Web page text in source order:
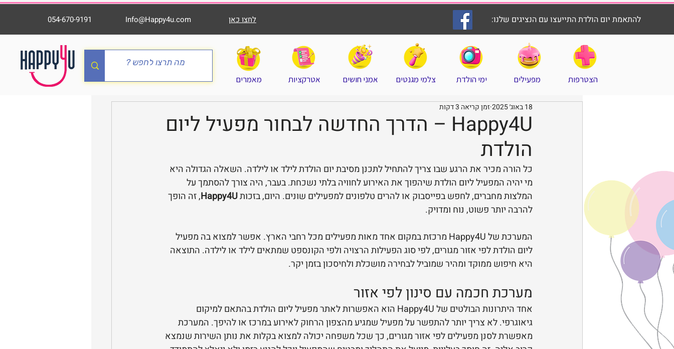
054-670-9191 Info@Happy4u.com לחצו כאן להתאמת יום הולדת התייעצו עם הנציגים שלנו:
הצטרפות מפעילים ימי הולדת צלמי מגנטים אמני חושים אטרקציות מאמרים
Happy4U – הדרך החדשה לבחור מפעיל ליום
הולדת
18 באוג׳ 2025 זמן קריאה 3 דקות
כל הורה מכיר את הרגע שבו צריך להתחיל לתכנן מסיבת יום הולדת לילד או לילדה. השאלה הגדולה היא
מי יהיה המפעיל ליום הולדת שיהפוך את האירוע לחוויה בלתי נשכחת. בעבר, היה צורך להסתמך על
המלצות מחברים, לחפש בפייסבוק או להרים טלפונים למפעילים שונים. היום, בזכות Happy4U, זה הופך
להרבה יותר פשוט, נוח ומדויק.
המערכת של Happy4U מרכזת במקום אחד מאות מפעילים מכל רחבי הארץ. אפשר למצוא בה מפעיל
ליום הולדת לפי אזור מגורים, לפי סוג הפעילות הרצויה ולפי הקונספט שמתאים לילד או לילדה. התוצאה
היא חיפוש ממוקד ומהיר שמוביל לבחירה מושכלת ולחיסכון בזמן יקר.
מערכת חכמה עם סינון לפי אזור
אחד היתרונות הבולטים של Happy4U הוא האפשרות לאתר מפעיל ליום הולדת בהתאם למיקום
גיאוגרפי. לא צריך יותר להתפשר על מפעיל שמגיע מהצפון הרחוק לאירוע במרכז או להיפך. המערכת
מאפשרת לסנן מפעילים לפי אזור מגורים, כך שכל משפחה יכולה למצוא בקלות את נותן השירות שנמצא